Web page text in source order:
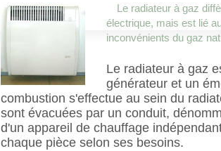
Le radiateur à gaz
électrique, mais est lié
inconvénients du gaz
Le radiateur à gaz
générateur et un
combustion s'effectue au sein du
sont évacuées par un conduit,
d'un appareil de chauffage
chaque pièce selon ses besoins.